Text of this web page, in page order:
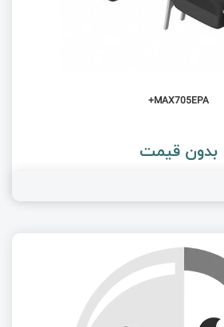
MAX705EPA+
بدون قیمت